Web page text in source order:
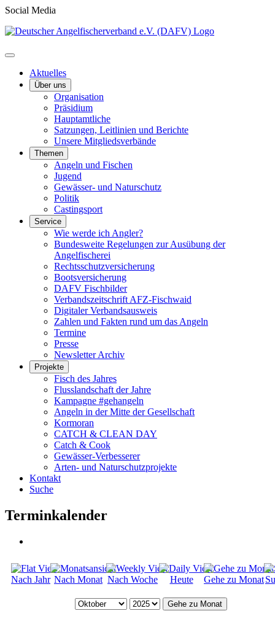
Social Media
Aktuelles
Über uns
Organisation
Präsidium
Hauptamtliche
Satzungen, Leitlinien und Berichte
Unsere Mitgliedsverbände
Themen
Angeln und Fischen
Jugend
Gewässer- und Naturschutz
Politik
Castingsport
Service
Wie werde ich Angler?
Bundesweite Regelungen zur Ausübung der
Angelfischerei
Rechtsschutzversicherung
Bootsversicherung
DAFV Fischbilder
Verbandszeitschrift AFZ-Fischwaid
Digitaler Verbandsausweis
Zahlen und Fakten rund um das Angeln
Termine
Presse
Newsletter Archiv
Projekte
Fisch des Jahres
Flusslandschaft der Jahre
Kampagne #gehangeln
Angeln in der Mitte der Gesellschaft
Kormoran
CATCH & CLEAN DAY
Catch & Cook
Gewässer-Verbesserer
Arten- und Naturschutzprojekte
Kontakt
Suche
Terminkalender
Nach Jahr Nach Monat Nach Woche Heute Gehe zu Monat
Gehe zu Monat